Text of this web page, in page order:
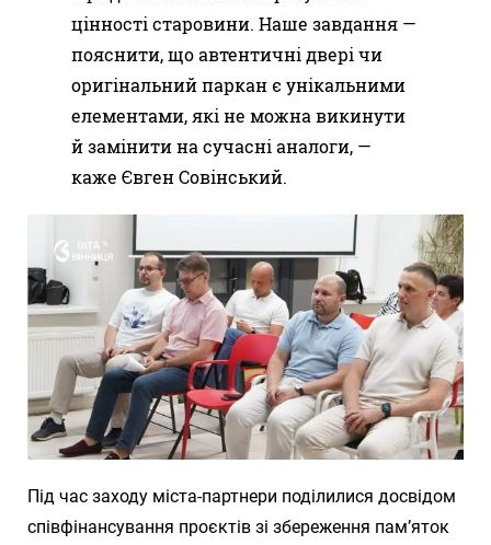
цінності старовини. Наше завдання —
пояснити, що автентичні двері чи
оригінальний паркан є унікальними
елементами, які не можна викинути
й замінити на сучасні аналоги, —
каже Євген Совінський.
Під час заходу міста-партнери поділилися досвідом
співфінансування проєктів зі збереження пам’яток